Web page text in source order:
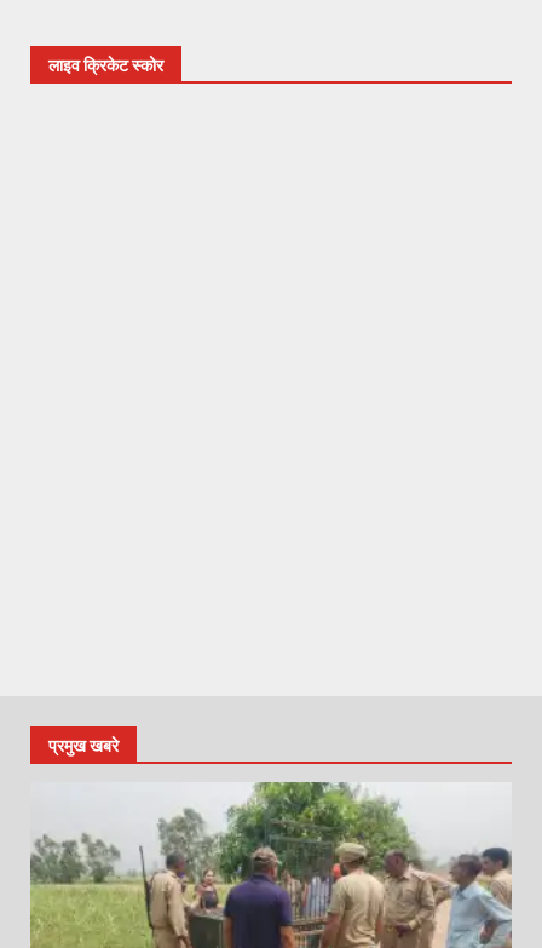
लाइव क्रिकेट स्कोर
प्रमुख खबरे